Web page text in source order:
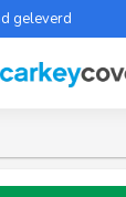
geleverd